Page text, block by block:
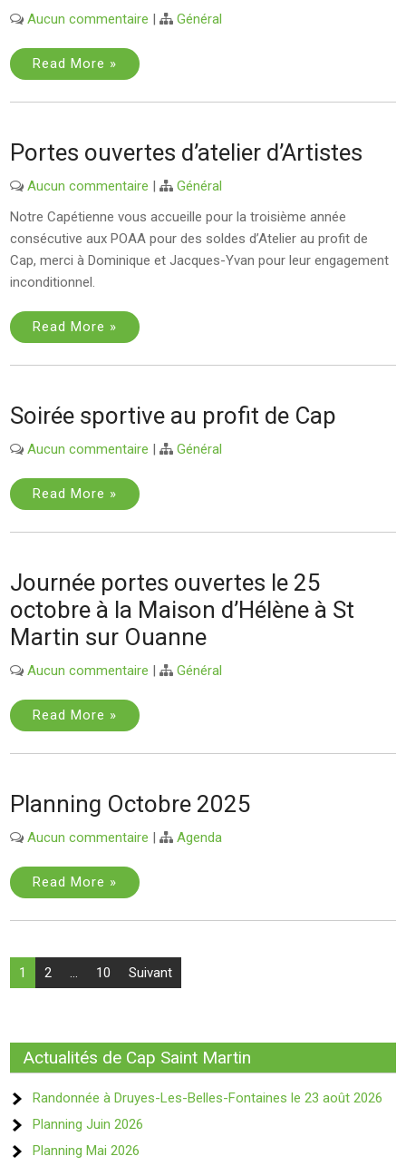
Aucun commentaire | Général
Read More »
Portes ouvertes d’atelier d’Artistes
Aucun commentaire |
Général
Notre Capétienne vous accueille pour la troisième année
consécutive aux POAA pour des soldes d’Atelier au profit de
Cap, merci à Dominique et Jacques-Yvan pour leur engagement
inconditionnel.
Read More »
Soirée sportive au profit de Cap
Aucun commentaire | Général
Read More »
Journée portes ouvertes le 25
octobre à la Maison d’Hélène à St
Martin sur Ouanne
Aucun commentaire | Général
Read More »
Planning Octobre 2025
Aucun commentaire | Agenda
Read More »
Pagination
des
1 2 … 10 Suivant
Actualités de Cap Saint Martin
Randonnée à Druyes-Les-Belles-Fontaines le 23 août 2026
Planning Juin 2026
Planning Mai 2026